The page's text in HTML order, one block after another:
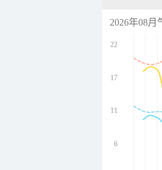
2026年08月
22
17
11
6